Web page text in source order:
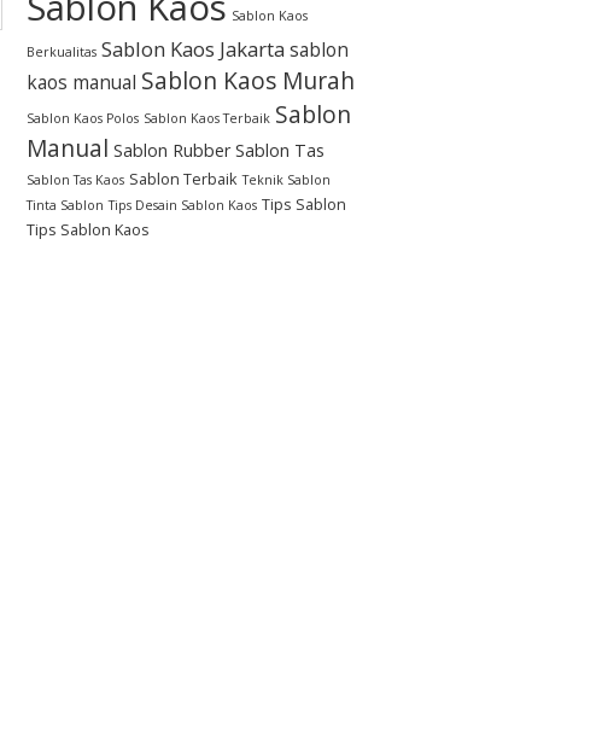
Sablon Kaos
Berkualitas Sablon Kaos Jakarta sablon
kaos manual Sablon Kaos Murah
Sablon Kaos Polos Sablon Kaos Terbaik Sablon
Manual Sablon Rubber Sablon Tas
Sablon Tas Kaos Sablon Terbaik Teknik Sablon
Tinta Sablon Tips Desain Sablon Kaos Tips Sablon
Tips Sablon Kaos